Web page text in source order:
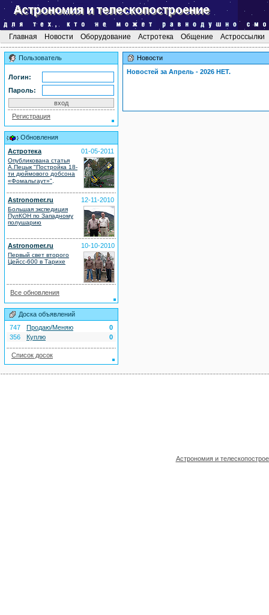
Главная Новости Оборудование Астротека Общение Астроссылки
Пользователь
Логин:
Пароль:
Регистрация
Обновления
Астротека
01-05-2011
Опубликована статья
А.Пецык "Постройка 18-
ти дюймового добсона
«Фомальгаут»"
Astronomer.ru 12-11-2010
Большая экспедиция
ПулКОН по Западному
полушарию
Astronomer.ru 10-10-2010
Первый свет второго
Цейсс-600 в Тарихе
Все обновления
Доска объявлений
747
Продаю/Меняю
0
356
Куплю 0
Список досок
Новости
Новостей за Апрель - 2026 НЕТ.
Астрономия и